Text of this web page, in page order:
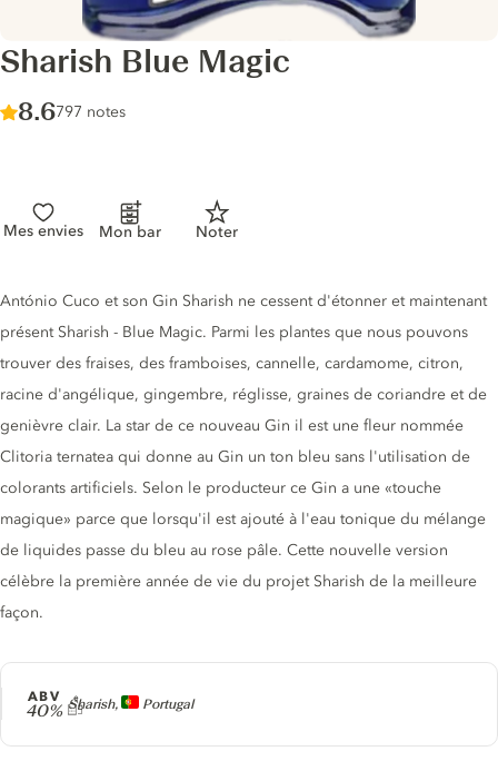
Sharish Blue Magic
Score :
8.6/ 10
797 notes
Mes envies Mon bar Noter
Producteur
Sharish, Portugal
ABV
40%
Description du gin
António Cuco et son Gin Sharish ne cessent d'étonner et maintenant
présent Sharish - Blue Magic. Parmi les plantes que nous pouvons
trouver des fraises, des framboises, cannelle, cardamome, citron,
racine d'angélique, gingembre, réglisse, graines de coriandre et de
genièvre clair. La star de ce nouveau Gin il est une fleur nommée
Clitoria ternatea qui donne au Gin un ton bleu sans l'utilisation de
colorants artificiels. Selon le producteur ce Gin a une «touche
magique» parce que lorsqu'il est ajouté à l'eau tonique du mélange
de liquides passe du bleu au rose pâle. Cette nouvelle version
célèbre la première année de vie du projet Sharish de la meilleure
façon.